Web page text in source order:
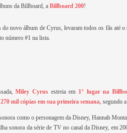
da Billboard, a Billboard 200!
novo álbum de Cyrus, levaram todos os fãs até
número #1 na lista.
Miley Cyrusestreia em 1° lugar na
mil cópias em sua primeira semana , segundo
como o personagem da Disney, Hannah
sonora da série de TV no canal da Disney, em